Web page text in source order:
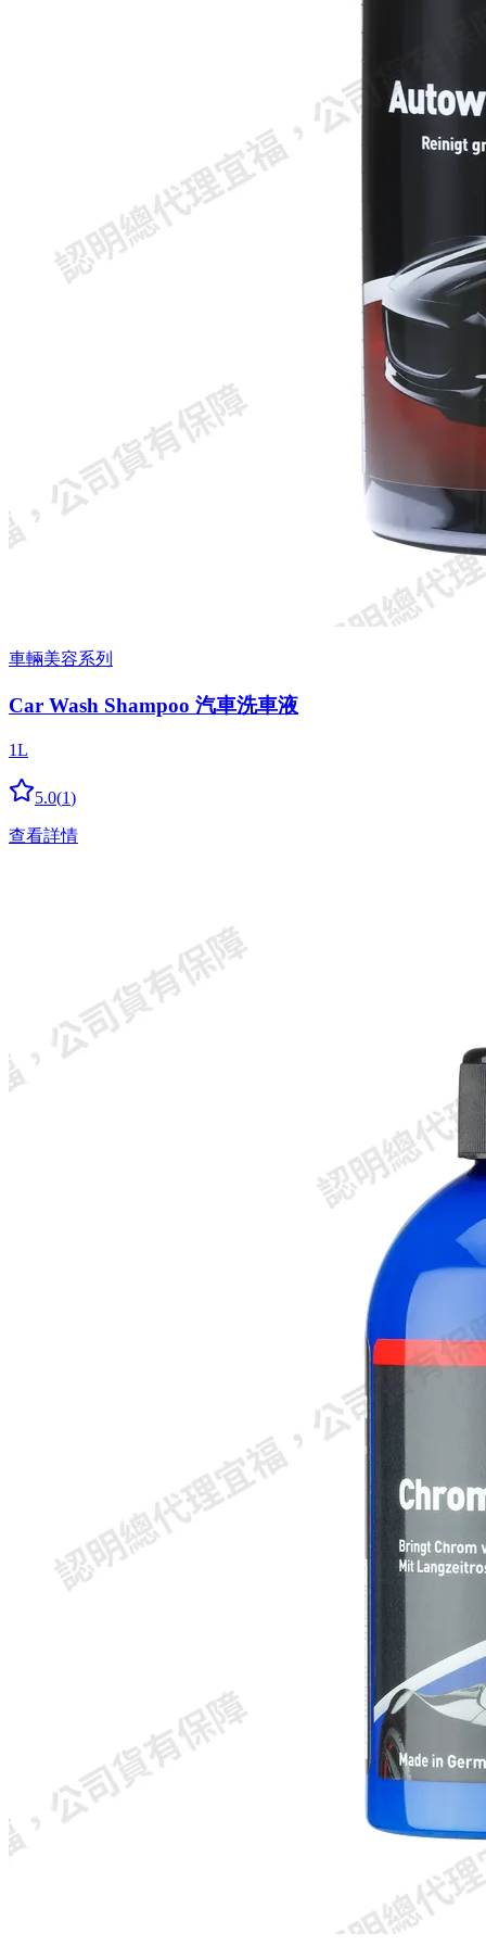
車輛美容系列
Car Wash Shampoo 汽車洗車液
1L
5.0(1)
查看詳情